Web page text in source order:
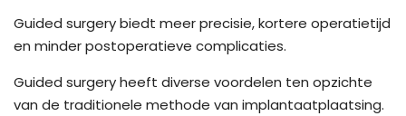
Guided surgery biedt meer precisie, kortere operatietijd
en minder postoperatieve complicaties.
Guided surgery heeft diverse voordelen ten opzichte
van de traditionele methode van implantaatplaatsing.